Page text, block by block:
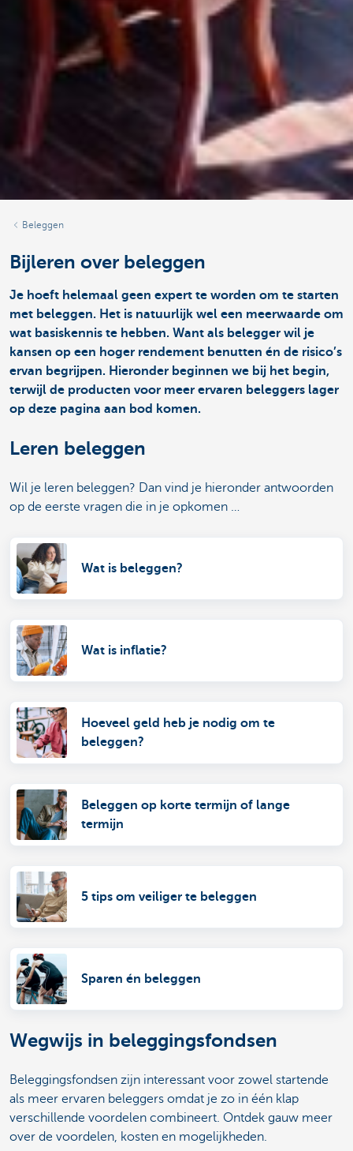
Beleggen
Bijleren over beleggen
Je hoeft helemaal geen expert te worden om te starten
met beleggen. Het is natuurlijk wel een meerwaarde om
wat basiskennis te hebben. Want als belegger wil je
kansen op een hoger rendement benutten én de risico’s
ervan begrijpen. Hieronder beginnen we bij het begin,
terwijl de producten voor meer ervaren beleggers lager
op deze pagina aan bod komen.
Leren beleggen
Wil je leren beleggen? Dan vind je hieronder antwoorden
op de eerste vragen die in je opkomen …
Wat is beleggen?
Wat is inflatie?
Hoeveel geld heb je nodig om te
beleggen?
Beleggen op korte termijn of lange
termijn
5 tips om veiliger te beleggen
Sparen én beleggen
Wegwijs in beleggingsfondsen
Beleggingsfondsen zijn interessant voor zowel startende
als meer ervaren beleggers omdat je zo in één klap
verschillende voordelen combineert. Ontdek gauw meer
over de voordelen, kosten en mogelijkheden.